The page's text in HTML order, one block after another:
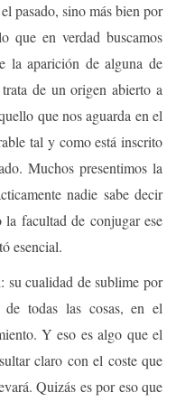
pasado, sino más bien por
que en verdad buscamos
la aparición de alguna de
de un origen abierto a
que nos aguarda en el
tal y como está inscrito
Muchos presentimos la
nadie sabe decir
facultad de conjugar ese
esencial.
su cualidad de sublime por
de todas las cosas, en el
Y eso es algo que el
claro con el coste que
Quizás es por eso que